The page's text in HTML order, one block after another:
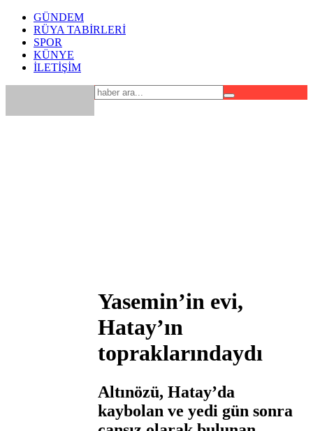
GÜNDEM
RÜYA TABİRLERİ
SPOR
KÜNYE
İLETİŞİM
Yasemin’in evi,
Hatay’ın
topraklarındaydı
Altınözü, Hatay’da
kaybolan ve yedi gün sonra